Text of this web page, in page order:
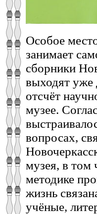
Особое
занимает
сборники
выходят уже
отсчёт
музее.
вопросах,
музея, в том
методике
жизнь
учёные,